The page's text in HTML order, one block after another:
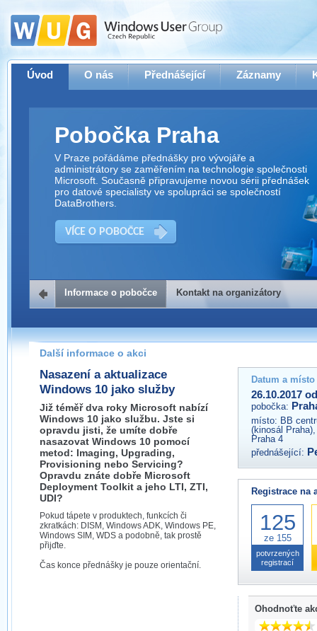
Úvod O nás Přednášející Záznamy
Pobočka Praha
V Praze pořádáme přednášky pro vývojáře a
administrátory se zaměřením na technologie společnosti
Microsoft. Současně připravujeme novou sérii přednášek
pro datové specialisty ve spolupráci se společností
DataBrothers.
VÍCE O POBOČCE
Kontakt na organizátory
Pokud máte jakýkoliv dotaz na organizátory této akce,
prosím neváhejte nás kontaktovat na e-mailu:
praha@wug.cz
Informace o pobočce Kontakt na organizátory
Další informace o akci
Nasazení a aktualizace
Windows 10 jako služby
Již téměř dva roky Microsoft nabízí
Windows 10 jako službu. Jste si
opravdu jisti, že umíte dobře
nasazovat Windows 10 pomocí
metod: Imaging, Upgrading,
Provisioning nebo Servicing?
Opravdu znáte dobře Microsoft
Deployment Toolkit a jeho LTI, ZTI,
UDI?
Pokud tápete v produktech, funkcích či
zkratkách: DISM, Windows ADK, Windows PE,
Windows SIM, WDS a podobně, tak prostě
přijďte.
Čas konce přednášky je pouze orientační.
Datum a
26.10.2017
pobočka:
místo: BB
(kinosál
Praha 4
přednášející:
Registrace na
125
ze 155
potvrzených
registrací
Ohodnoťte